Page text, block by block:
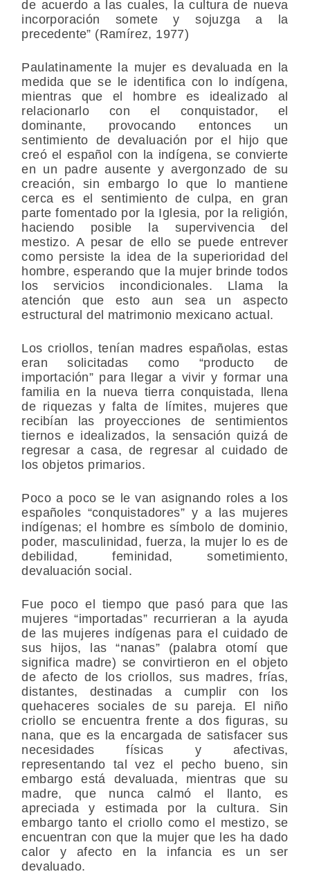
de acuerdo a las cuales, la cultura de nueva
incorporación somete y sojuzga a la
precedente” (Ramírez, 1977)
Paulatinamente la mujer es devaluada en la
medida que se le identifica con lo indígena,
mientras que el hombre es idealizado al
relacionarlo con el conquistador, el
dominante, provocando entonces un
sentimiento de devaluación por el hijo que
creó el español con la indígena, se convierte
en un padre ausente y avergonzado de su
creación, sin embargo lo que lo mantiene
cerca es el sentimiento de culpa, en gran
parte fomentado por la Iglesia, por la religión,
haciendo posible la supervivencia del
mestizo. A pesar de ello se puede entrever
como persiste la idea de la superioridad del
hombre, esperando que la mujer brinde todos
los servicios incondicionales. Llama la
atención que esto aun sea un aspecto
estructural del matrimonio mexicano actual.
Los criollos, tenían madres españolas, estas
eran solicitadas como “producto de
importación” para llegar a vivir y formar una
familia en la nueva tierra conquistada, llena
de riquezas y falta de límites, mujeres que
recibían las proyecciones de sentimientos
tiernos e idealizados, la sensación quizá de
regresar a casa, de regresar al cuidado de
los objetos primarios.
Poco a poco se le van asignando roles a los
españoles “conquistadores” y a las mujeres
indígenas; el hombre es símbolo de dominio,
poder, masculinidad, fuerza, la mujer lo es de
debilidad, feminidad, sometimiento,
devaluación social.
Fue poco el tiempo que pasó para que las
mujeres “importadas” recurrieran a la ayuda
de las mujeres indígenas para el cuidado de
sus hijos, las “nanas” (palabra otomí que
significa madre) se convirtieron en el objeto
de afecto de los criollos, sus madres, frías,
distantes, destinadas a cumplir con los
quehaceres sociales de su pareja. El niño
criollo se encuentra frente a dos figuras, su
nana, que es la encargada de satisfacer sus
necesidades físicas y afectivas,
representando tal vez el pecho bueno, sin
embargo está devaluada, mientras que su
madre, que nunca calmó el llanto, es
apreciada y estimada por la cultura. Sin
embargo tanto el criollo como el mestizo, se
encuentran con que la mujer que les ha dado
calor y afecto en la infancia es un ser
devaluado.